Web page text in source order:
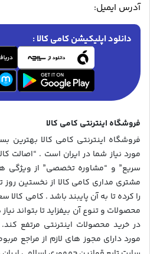
آدرس ایمیل:
دانلود اپلیکیشن کامی کالا :
فروشگاه اینترنتی کامی کالا
فروشگاه اینترنتی کامی کالا بهترین
مورد نیاز شما در ایران است . “اصالت
سریع” و “مشاوره تخصصی” از
مشتری مداری کامی کالا از نخستین
را کرده تا به آن پایبند باشد . کامی کالا
محصولات و تنوع آن بیفزاید تا بتواند
در خرید محصولات اینترنتی مرتفع
مورد دارای مجوز های لازم از مراجع